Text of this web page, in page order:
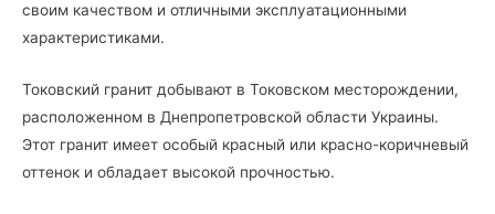
своим качеством и отличными эксплуатационными
характеристиками.
Токовский гранит добывают в Токовском месторождении,
расположенном в Днепропетровской области Украины.
Этот гранит имеет особый красный или красно-коричневый
оттенок и обладает высокой прочностью.